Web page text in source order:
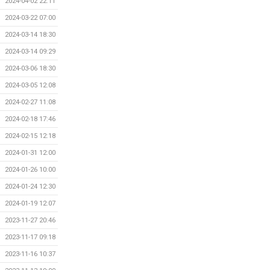
2024-03-22 07:00
2024-03-14 18:30
2024-03-14 09:29
2024-03-06 18:30
2024-03-05 12:08
2024-02-27 11:08
2024-02-18 17:46
2024-02-15 12:18
2024-01-31 12:00
2024-01-26 10:00
2024-01-24 12:30
2024-01-19 12:07
2023-11-27 20:46
2023-11-17 09:18
2023-11-16 10:37